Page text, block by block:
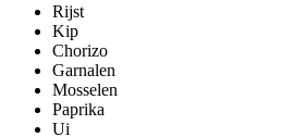
Rijst
Kip
Chorizo
Garnalen
Mosselen
Paprika
Ui